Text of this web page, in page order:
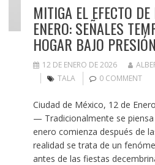
MITIGA EL EFECTO
ENERO: SEÑALES
HOGAR BAJO PRESIÓN
12 DE ENERO DE 2026
TALA
0 COMMENT
Ciudad de México, 12 de
— Tradicionalmente se
enero comienza después de
realidad se trata de un
antes de las fiestas